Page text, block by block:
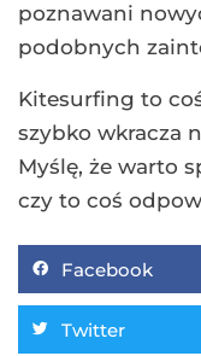
poznawani
podobnych
Kitesurfing to
szybko wkracza
Myślę, że warto
czy to coś
Facebook
Twitter